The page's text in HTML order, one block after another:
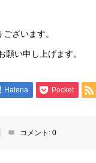
ざいます。
願い申し上げます。
Hatena Pocket
コメント: 0